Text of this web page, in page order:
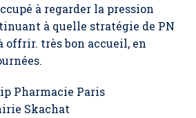
à regarder la pression
à quelle stratégie de PN
offrir. très bon accueil, en
Pharmacie Paris
Skachat